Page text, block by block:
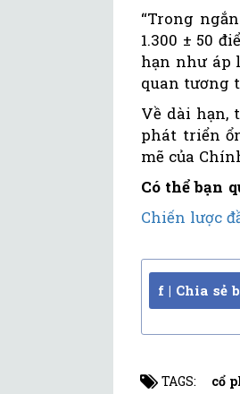
“Trong
1.300 ± 50
hạn như áp
quan tương
Về dài hạn,
phát triển
mẽ của
Có thể bạn
Chiến lược
f | Chia sẻ
TAGS: cổ